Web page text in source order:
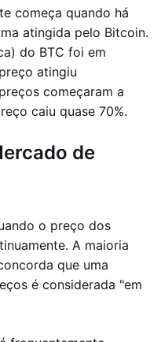
começa quando há
atingida pelo Bitcoin.
do BTC foi em
atingiu
começaram a
caiu quase 70%.
de
o preço dos
A maioria
que uma
é considerada "em